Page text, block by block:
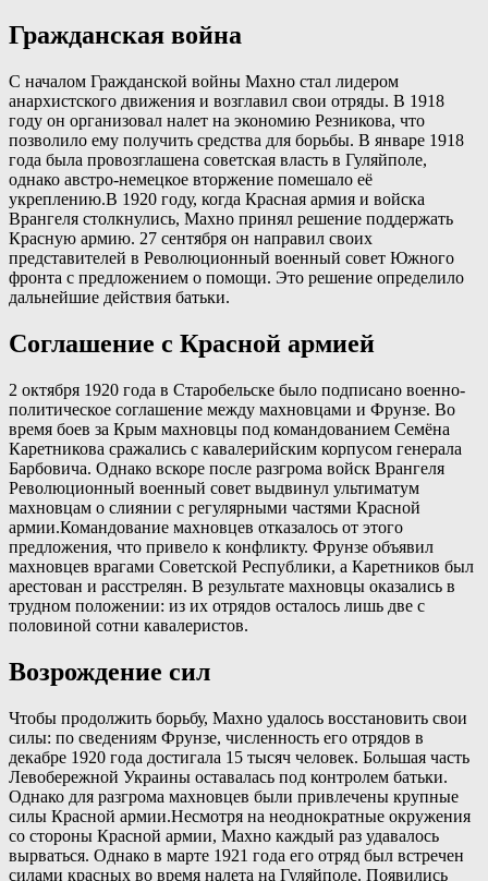
Гражданская война
С началом Гражданской войны Махно стал лидером
анархистского движения и возглавил свои отряды. В 1918
году он организовал налет на экономию Резникова, что
позволило ему получить средства для борьбы. В январе 1918
года была провозглашена советская власть в Гуляйполе,
однако австро-немецкое вторжение помешало её
укреплению.В 1920 году, когда Красная армия и войска
Врангеля столкнулись, Махно принял решение поддержать
Красную армию. 27 сентября он направил своих
представителей в Революционный военный совет Южного
фронта с предложением о помощи. Это решение определило
дальнейшие действия батьки.
Соглашение с Красной армией
2 октября 1920 года в Старобельске было подписано военно-
политическое соглашение между махновцами и Фрунзе. Во
время боев за Крым махновцы под командованием Семёна
Каретникова сражались с кавалерийским корпусом генерала
Барбовича. Однако вскоре после разгрома войск Врангеля
Революционный военный совет выдвинул ультиматум
махновцам о слиянии с регулярными частями Красной
армии.Командование махновцев отказалось от этого
предложения, что привело к конфликту. Фрунзе объявил
махновцев врагами Советской Республики, а Каретников был
арестован и расстрелян. В результате махновцы оказались в
трудном положении: из их отрядов осталось лишь две с
половиной сотни кавалеристов.
Возрождение сил
Чтобы продолжить борьбу, Махно удалось восстановить свои
силы: по сведениям Фрунзе, численность его отрядов в
декабре 1920 года достигала 15 тысяч человек. Большая часть
Левобережной Украины оставалась под контролем батьки.
Однако для разгрома махновцев были привлечены крупные
силы Красной армии.Несмотря на неоднократные окружения
со стороны Красной армии, Махно каждый раз удавалось
вырваться. Однако в марте 1921 года его отряд был встречен
силами красных во время налета на Гуляйполе. Появились